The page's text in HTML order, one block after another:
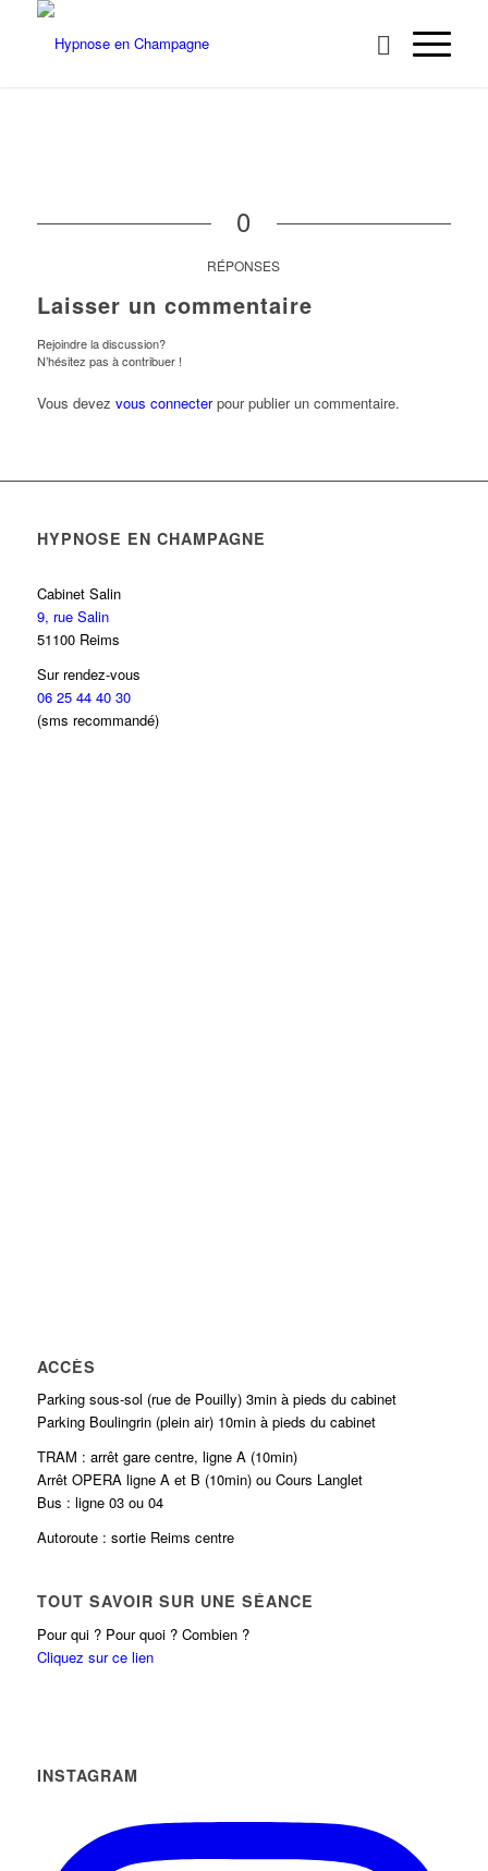
0
RÉPONSES
Laisser un commentaire
Rejoindre la discussion?
N’hésitez pas à contribuer !
Vous devez vous connecterpour publier un commentaire.
HYPNOSE EN CHAMPAGNE
Cabinet Salin
9, rue Salin
51100 Reims
Sur rendez-vous
06 25 44 40 30
(sms recommandé)
ACCÈS
Parking sous-sol (rue de Pouilly) 3min à pieds du cabinet
Parking Boulingrin (plein air) 10min à pieds du cabinet
TRAM : arrêt gare centre, ligne A (10min)
Arrêt OPERA ligne A et B (10min) ou Cours Langlet
Bus : ligne 03 ou 04
Autoroute : sortie Reims centre
TOUT SAVOIR SUR UNE SÉANCE
Pour qui ? Pour quoi ? Combien ?
Cliquez sur ce lien
INSTAGRAM